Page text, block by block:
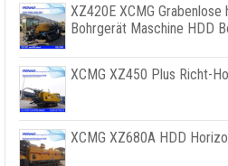
XZ420E XCMG
Bohrgerät Maschine HDD
XCMG XZ450 Plus Richt-
XCMG XZ680A HDD